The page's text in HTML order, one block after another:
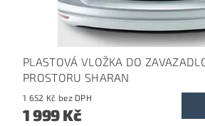
PLASTOVÁ VLOŽKA DO
PROSTORU SHARAN
1 652 Kč bez DPH
1 999 Kč